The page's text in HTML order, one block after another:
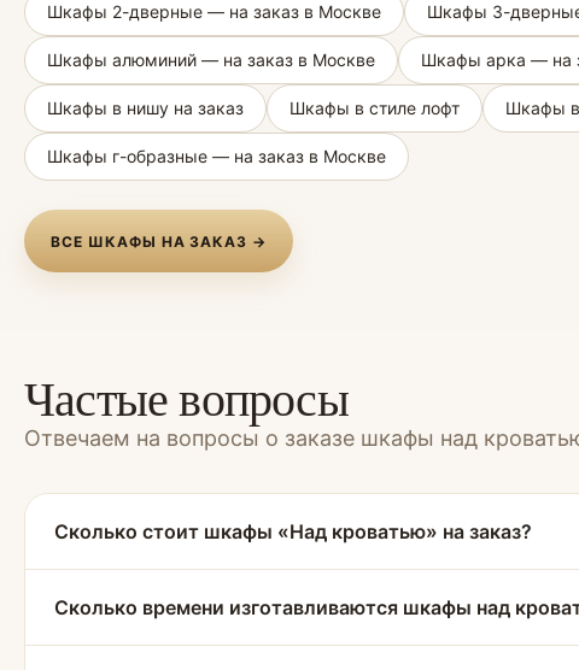
Шкафы 2-дверные — на заказ в Москве Шкафы 3-
Шкафы алюминий — на заказ в Москве Шкафы арка — на
Шкафы в нишу на заказ Шкафы в стиле лофт Шкафы
Шкафы г-образные — на заказ в Москве
ВСЕ ШКАФЫ НА ЗАКАЗ →
Частые вопросы
Отвечаем на вопросы о заказе шкафы над
Сколько стоит шкафы «Над кроватью» на заказ?
Сколько времени изготавливаются шкафы над